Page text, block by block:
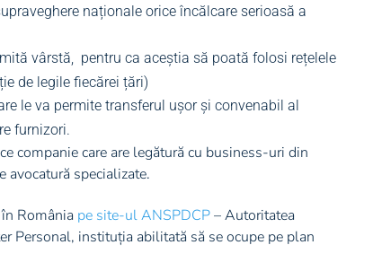
naționale orice încălcare serioasă a
vârstă, pentru ca aceștia să poată folosi rețelele
de legile fiecărei țări)
le va permite transferul ușor și convenabil al
furnizori.
companie care are legătură cu business-uri din
avocatură specializate.
România pe site-ul ANSPDCP– Autoritatea
Personal, instituția abilitată să se ocupe pe plan